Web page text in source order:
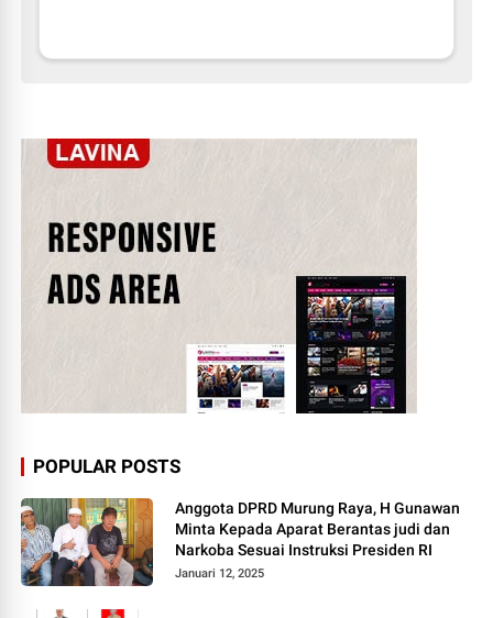
POPULAR POSTS
Anggota DPRD Murung Raya, H Gunawan
Minta Kepada Aparat Berantas judi dan
Narkoba Sesuai Instruksi Presiden RI
Januari 12, 2025